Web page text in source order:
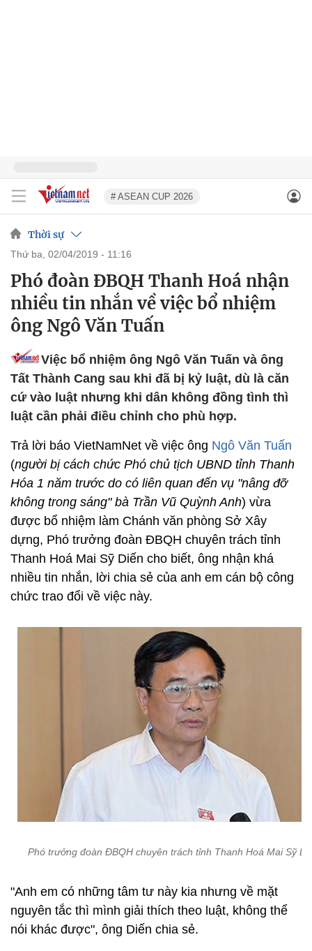
# ASEAN CUP 2026
Thời sự
thứ ba, 02/04/2019 - 11:16
Phó đoàn ĐBQH Thanh Hoá nhận
nhiều tin nhắn về việc bổ nhiệm
ông Ngô Văn Tuấn
Việc bổ nhiệm ông Ngô Văn Tuấn và ông
Tất Thành Cang sau khi đã bị kỷ luật, dù là căn
cứ vào luật nhưng khi dân không đồng tình thì
luật cần phải điều chỉnh cho phù hợp.
Trả lời báo VietNamNet về việc ông Ngô Văn Tuấn
(người bị cách chức Phó chủ tịch UBND tỉnh Thanh
Hóa 1 năm trước do có liên quan đến vụ "nâng đỡ
không trong sáng" bà Trần Vũ Quỳnh Anh) vừa
được bổ nhiệm làm Chánh văn phòng Sở Xây
dựng, Phó trưởng đoàn ĐBQH chuyên trách tỉnh
Thanh Hoá Mai Sỹ Diến cho biết, ông nhận khá
nhiều tin nhắn, lời chia sẻ của anh em cán bộ công
chức trao đổi về việc này.
Phó trưởng đoàn ĐBQH chuyên trách tỉnh Thanh Hoá Mai Sỹ
"Anh em có những tâm tư này kia nhưng về mặt
nguyên tắc thì mình giải thích theo luật, không thể
nói khác được", ông Diến chia sẻ.